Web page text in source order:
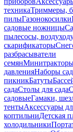
техникаТриммеры,
пилыГазонокосилки
садовые ножницы
пылесосы,
скарификаторы
разбрасыватели
семян
давленияНаборы
пикникБатуты
садаСтолы для сада
садовыеГамаки,
тентыАксессуары
коптильниДетская
холодильники